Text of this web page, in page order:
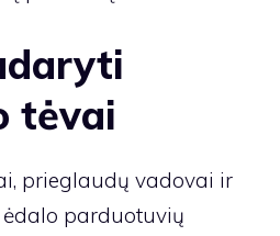
tėvai
prieglaudų vadovai ir
parduotuvių